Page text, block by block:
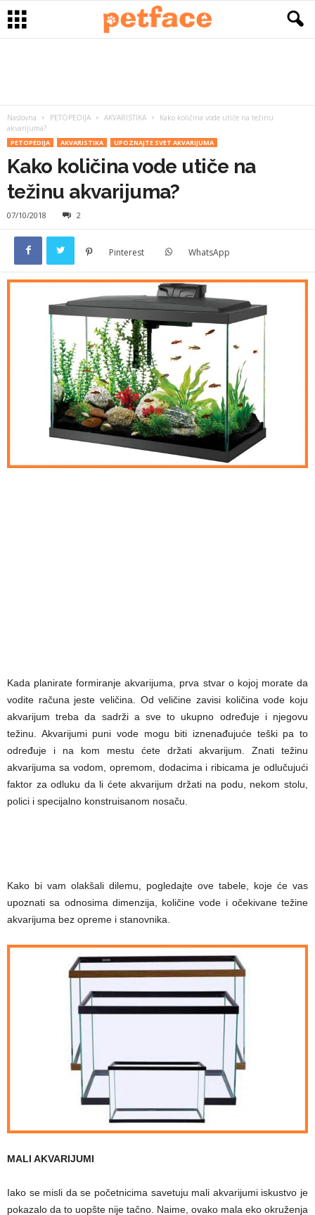
Naslovna PETOPEDIJA AKVARISTIKA
Kako količina vode utiče na težinu
akvarijuma?
PETOPEDIJA AKVARISTIKA UPOZNAJTE SVET AKVARIJUMA
Kako količina vode utiče na
težinu akvarijuma?
07/10/2018 2
Pinterest WhatsApp
Kada planirate formiranje akvarijuma, prva stvar o kojoj morate da
vodite računa jeste veličina. Od veličine zavisi količina vode koju
akvarijum treba da sadrži a sve to ukupno određuje i njegovu
težinu. Akvarijumi puni vode mogu biti iznenađujuće teški pa to
određuje i na kom mestu ćete držati akvarijum. Znati težinu
akvarijuma sa vodom, opremom, dodacima i ribicama je odlučujući
faktor za odluku da li ćete akvarijum držati na podu, nekom stolu,
polici i specijalno konstruisanom nosaču.
Kako bi vam olakšali dilemu, pogledajte ove tabele, koje će vas
upoznati sa odnosima dimenzija, količine vode i očekivane težine
akvarijuma bez opreme i stanovnika.
MALI AKVARIJUMI
Iako se misli da se početnicima savetuju mali akvarijumi iskustvo je
pokazalo da to uopšte nije tačno. Naime, ovako mala eko okruženja